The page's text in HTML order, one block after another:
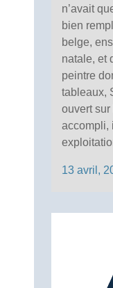
n’avait
bien
belge,
natale, et
peintre
tableaux,
ouvert
accompli,
13 avril,